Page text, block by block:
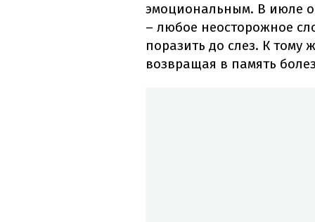
эмоциональным. В июле
– любое неосторожное
поразить до слез. К тому
возвращая в память